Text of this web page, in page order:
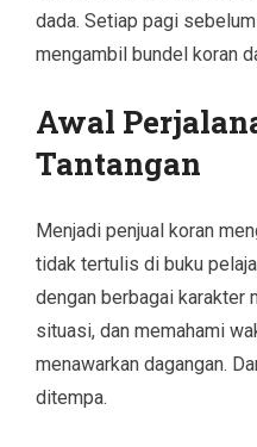
dada. Setiap pagi
mengambil bundel koran
Awal
Tantangan
Menjadi penjual koran
tidak tertulis di buku
dengan berbagai karakter
situasi, dan memahami
menawarkan dagangan.
ditempa.